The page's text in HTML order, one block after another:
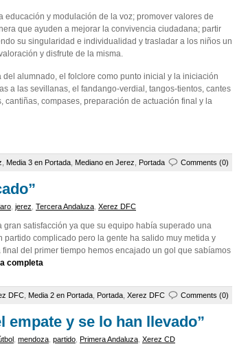
y modulación de la voz; promover valores de
que ayuden a mejorar la convivencia ciudadana; partir
su singularidad e individualidad y trasladar a los niños un
y disfrute de la misma.
alumnado, el folclore como punto inicial y la iniciación
a las sevillanas, el fandango-verdial, tangos-tientos, cantes
cantiñas, compases, preparación de actuación final y la
Media 3 en Portada Mediano en Jerez Portada Comments (0)
jerez Tercera Andaluza Xerez DFC
satisfacción ya que su equipo había superado una
complicado pero la gente ha salido muy metida y
del primer tiempo hemos encajado un gol que sabíamos
completa
DFC Media 2 en Portada Portada Xerez DFC Comments (0)
empate y se lo han llevado”
mendoza partido Primera Andaluza Xerez CD